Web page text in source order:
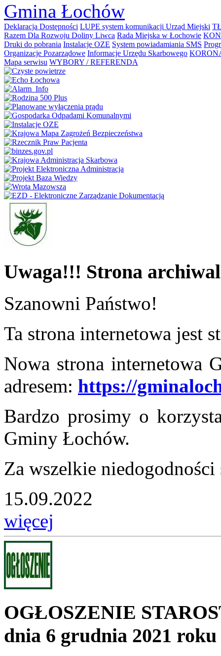
Gmina Łochów
Deklaracja Dostępności LUPE system komunikacji Urząd Miejski
Razem Dla Rozwoju Doliny Liwca Rada Miejska w Łochowie
Druki do pobrania Instalacje OZE System powiadamiania SMS
Organizacje Pozarządowe Informacje Urzędu Skarbowego
Mapa serwisu WYBORY / REFERENDA
Uwaga!!! Strona
Szanowni Państwo!
Ta strona internetowa jest
Nowa strona internetowa
adresem: https://
Bardzo prosimy o
Gminy Łochów.
Za wszelkie niedogodności
15.09.2022
więcej
OGŁOSZENIE
dnia 6 grudnia 2021 roku